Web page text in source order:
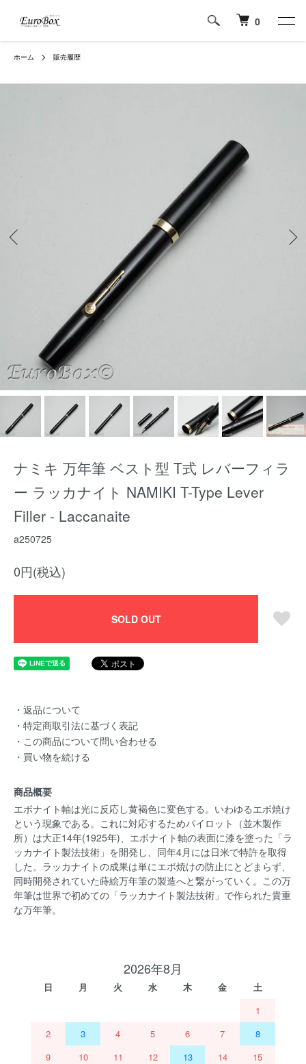
0
ホーム 販売履歴
ナミキ 万年筆 ベスト型 T式 レバーフィラ
ー ラッカナイト NAMIKI T-Type Lever
Filler - Laccanaite
a250725
0円(税込)
SOLD OUT
・返品について
・特定商取引法に基づく表記
・この商品について問い合わせる
・買い物を続ける
商品概要
エボナイト軸は光に反応し黄褐色に変色する。いわゆるエボ焼け
という現象である。これに対応するためパイロット（並木製作
所）は大正14年(1925年)、エボナイト軸の表面に漆を塗った「ラ
ッカナイト製法技術」を開発し、同年4月には日米で特許を取得
した。ラッカナイトの成果は単にエボ焼けの防止にとどまらず、
同時開発されていた蒔絵万年筆の製造へと繋がっていく。この万
年筆は世界で初めての「ラッカナイト製法技術」で作られた貴重
な万年筆。
2026年8月
日 月 火 水 木 金
土
1
2
3 4 5 6 7
8
9
10 11 12 13 14
15